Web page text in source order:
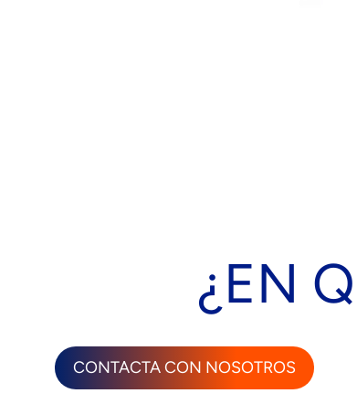
¿EN
CONTACTA CON NOSOTROS